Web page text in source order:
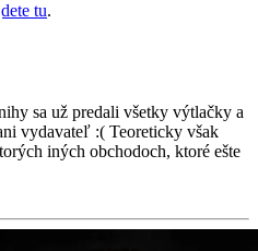
tu.
sa už predali všetky výtlačky a
vydavateľ :( Teoreticky však
iných obchodoch, ktoré ešte